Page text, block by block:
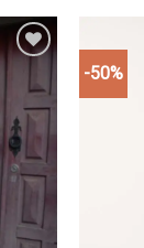
wishlist
-50%